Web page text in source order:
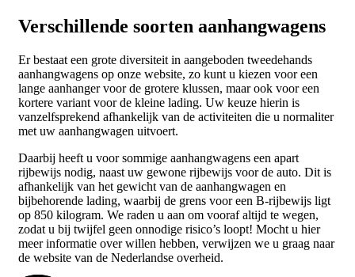
Verschillende soorten aanhangwagens
Er bestaat een grote diversiteit in aangeboden tweedehands
aanhangwagens op onze website, zo kunt u kiezen voor een
lange aanhanger voor de grotere klussen, maar ook voor een
kortere variant voor de kleine lading. Uw keuze hierin is
vanzelfsprekend afhankelijk van de activiteiten die u normaliter
met uw aanhangwagen uitvoert.
Daarbij heeft u voor sommige aanhangwagens een apart
rijbewijs nodig, naast uw gewone rijbewijs voor de auto. Dit is
afhankelijk van het gewicht van de aanhangwagen en
bijbehorende lading, waarbij de grens voor een B-rijbewijs ligt
op 850 kilogram. We raden u aan om vooraf altijd te wegen,
zodat u bij twijfel geen onnodige risico’s loopt! Mocht u hier
meer informatie over willen hebben, verwijzen we u graag naar
de website van de Nederlandse overheid.